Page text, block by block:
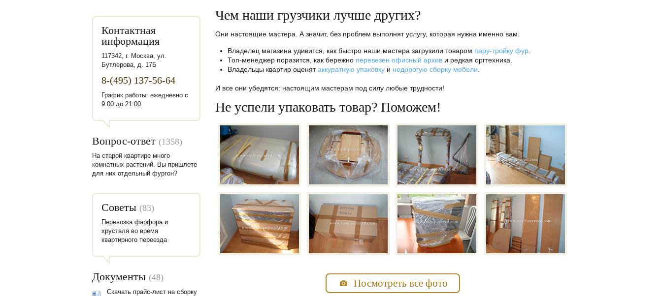
Чем наши грузчики лучше других?
Они настоящие мастера. А значит, без проблем выполнят услугу, которая нужна именно вам.
Владелец магазина удивится, как быстро наши мастера загрузили товаром пару-тройку фур
Топ-менеджер поразится, как бережно перевезен офисный архив и редкая оргтехника.
Владельцы квартир оценятаккуратную упаковку и недорогую сборку мебели
И все они убедятся: настоящим мастерам под силу любые трудности!
Не успели упаковать товар? Поможем!
Посмотреть все фото
Контактная
информация
117342, г. Москва, ул.
Бутлерова, д. 17Б
8-(495) 137-56-64
График работы: ежедневно с
9:00 до 21:00
Вопрос-ответ (1358)
На старой квартире много
комнатных растений. Вы пришлете
для них отдельный фургон?
Советы (83)
Перевозка фарфора и
хрусталя во время
квартирного переезда
Документы (48)
Скачать прайс-лист на сборку